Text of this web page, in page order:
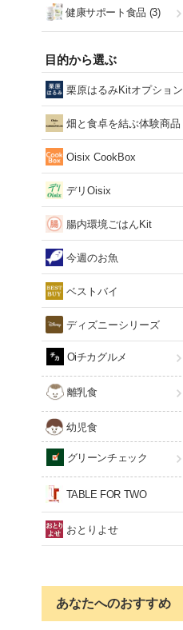
健康サポート食品 (3)
目的から選ぶ
栗原はるみKitオプション
畑と食卓を結ぶ体験商品
Oisix CookBox
デリOisix
腸内環境ごはんKit
今週のお魚
ベストバイ
ディズニーシリーズ
Oiチカグルメ
離乳食
幼児食
グリーンチェック
TABLE FOR TWO
おとりよせ
あなたへのおすすめ